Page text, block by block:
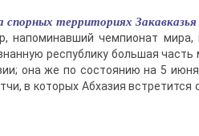
территориях
напоминавший чемпионат
республику большая часть
она же по состоянию на 5
в которых Абхазия встретится